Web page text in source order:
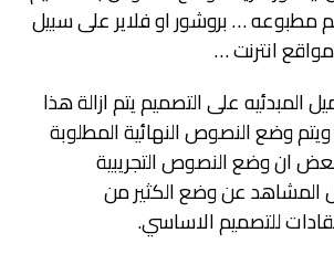
مطبوعه … بروشور او فلاير على سبيل
انترنت …
المبدئيه على التصميم يتم ازالة هذا
وضع النصوص النهائية المطلوبة
ان وضع النصوص التجريبية
المشاهد عن وضع الكثير من
للتصميم الاساسي.